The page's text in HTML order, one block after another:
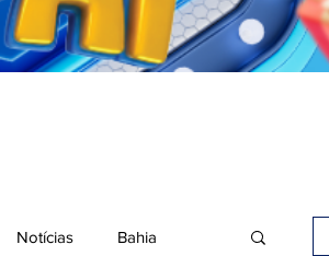
Notícias Bahia